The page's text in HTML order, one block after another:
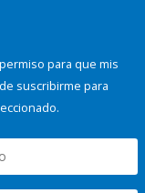
para que mis
suscribirme para